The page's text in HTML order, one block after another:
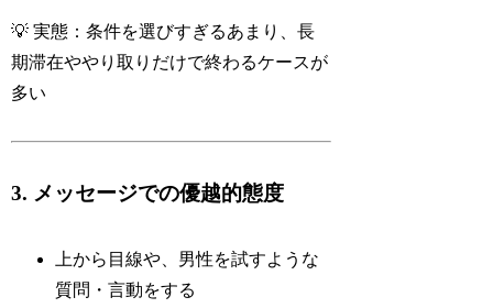
💡 実態：条件を選びすぎるあまり、長
期滞在ややり取りだけで終わるケースが
多い
3. メッセージでの優越的態度
上から目線や、男性を試すような
質問・言動をする